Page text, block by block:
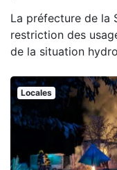
La préfecture de la
restriction des
de la situation
Locales